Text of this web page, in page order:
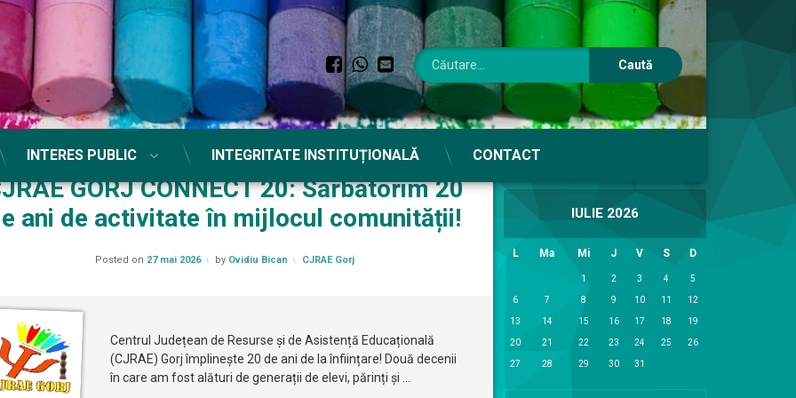
Facebook
WhatsApp
Email
Caută după:
INTERES PUBLIC INTEGRITATE INSTITUȚIONALĂ CONTACT
GORJ CONNECT 20: Sărbătorim 20
ani de activitate în mijlocul comunității!
Posted on 27 mai 2026 by Ovidiu Bican Categorii:
CJRAE Gorj
Centrul Județean de Resurse și de Asistență Educațională
(CJRAE) Gorj împlinește 20 de ani de la înființare! Două decenii
în care am fost alături de generații de elevi, părinți și …
IULIE 2026
L Ma Mi J V S D
1 2 3 4 5
6 7 8 9 10 11 12
13 14 15 16 17 18 19
20 21 22 23 24 25 26
27 28 29 30 31